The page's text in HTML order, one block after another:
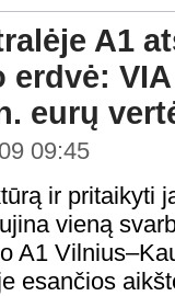
A1
erdvė:
eurų
09:45
ir pritaikyti
vieną
A1
esančios